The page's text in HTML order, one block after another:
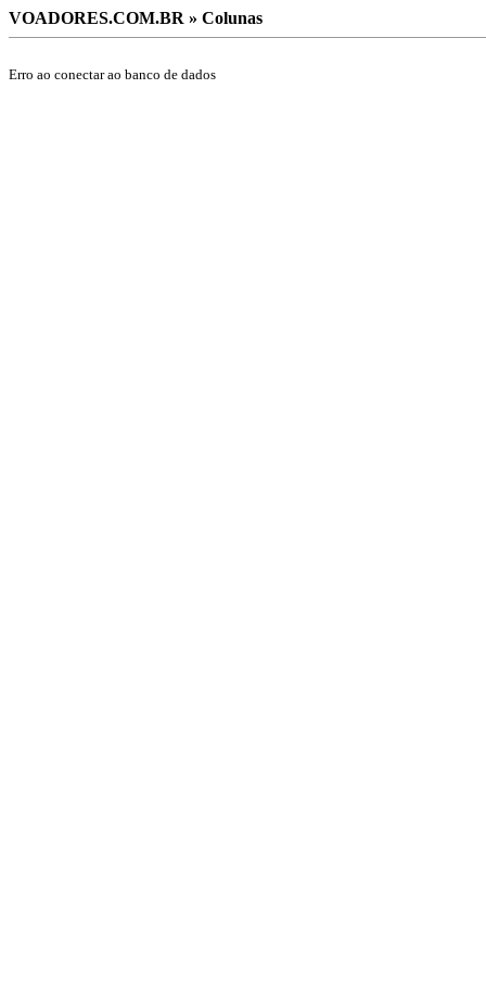
VOADORES.COM.BR » Colunas
Erro ao conectar ao banco de dados